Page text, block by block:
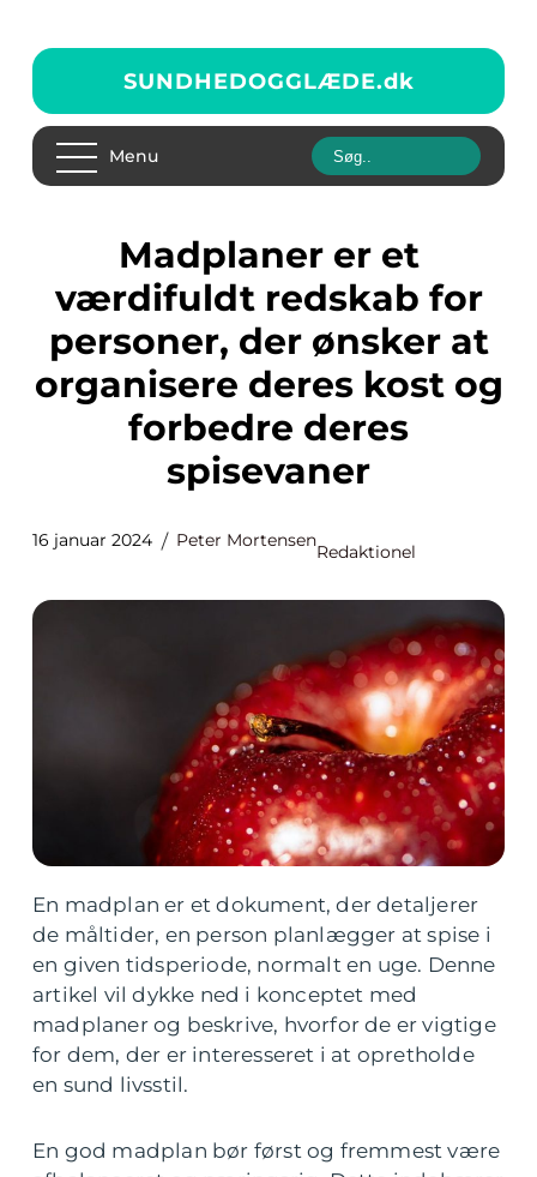
SUNDHEDOGGLÆDE.dk
Menu
Madplaner er et
værdifuldt redskab for
personer, der ønsker at
organisere deres kost og
forbedre deres
spisevaner
16 januar 2024 Peter Mortensen
Redaktionel
En madplan er et dokument, der detaljerer
de måltider, en person planlægger at spise i
en given tidsperiode, normalt en uge. Denne
artikel vil dykke ned i konceptet med
madplaner og beskrive, hvorfor de er vigtige
for dem, der er interesseret i at opretholde
en sund livsstil.
En god madplan bør først og fremmest være